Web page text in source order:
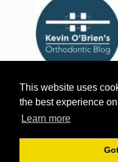
This website uses
the best experience
Learn more